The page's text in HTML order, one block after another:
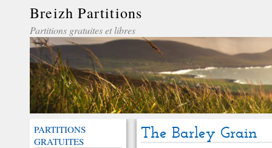
Breizh Partitions
Partitions gratuites et libres
PARTITIONS
GRATUITES
The Barley Grain